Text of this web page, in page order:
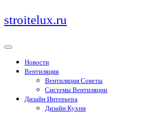
Перейти
к
stroitelux.ru
Новости
Вентиляция
Вентиляция Советы
Системы Вентиляции
Дизайн Интерьера
Дизайн Кухни